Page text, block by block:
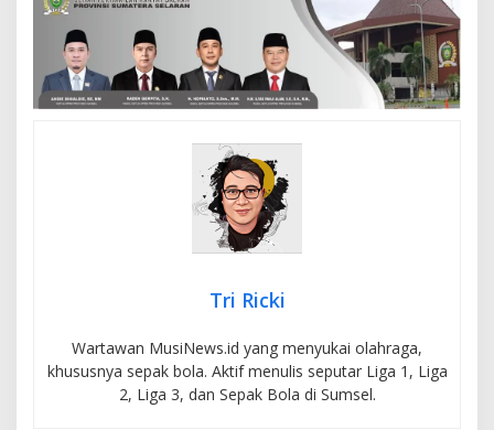
Tri Ricki
Wartawan MusiNews.id yang menyukai olahraga,
khususnya sepak bola. Aktif menulis seputar Liga 1, Liga
2, Liga 3, dan Sepak Bola di Sumsel.